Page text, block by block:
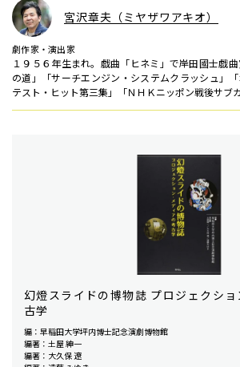
宮沢章夫（ミヤザワアキオ）
劇作家・演出家
１９５６年生まれ。戯曲「ヒネミ」で岸田國士戯
の道」「サーチエンジン・システムクラッシュ」
テスト・ヒット第三集」「ＮＨＫニッポン戦後サブ
幻燈スライドの博物誌 プロジェクシ
古学
編：早稲田大学坪内博士記念演劇博物館
編著：土屋 紳一
編著：大久保 遼